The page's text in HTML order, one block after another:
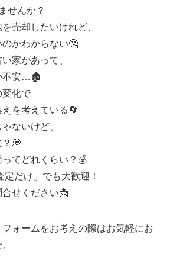
せんか？
売却したいけれど、
かわからない🤔
家があって、
不安…🏚️
変化で
を考えている🔄
ないけど、
💭
ってどれくらい？💰
だけ」でも大歓迎！
せください📩
ォームをお考えの際はお気軽にお